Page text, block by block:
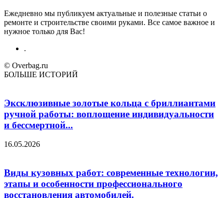
Ежедневно мы публикуем актуальные и полезные статьи о
ремонте и строительстве своими руками. Все самое важное и
нужное только для Вас!
.
© Overbag.ru
БОЛЬШЕ ИСТОРИЙ
Эксклюзивные золотые кольца с бриллиантами
ручной работы: воплощение индивидуальности
и бессмертной...
16.05.2026
Виды кузовных работ: современные технологии,
этапы и особенности профессионального
восстановления автомобилей.